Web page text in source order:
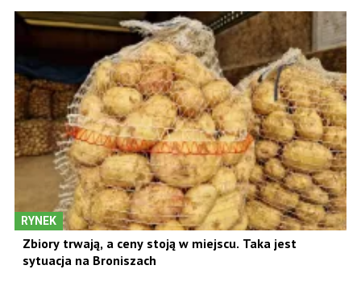
RYNEK
Zbiory trwają, a ceny stoją w miejscu. Taka jest
sytuacja na Broniszach